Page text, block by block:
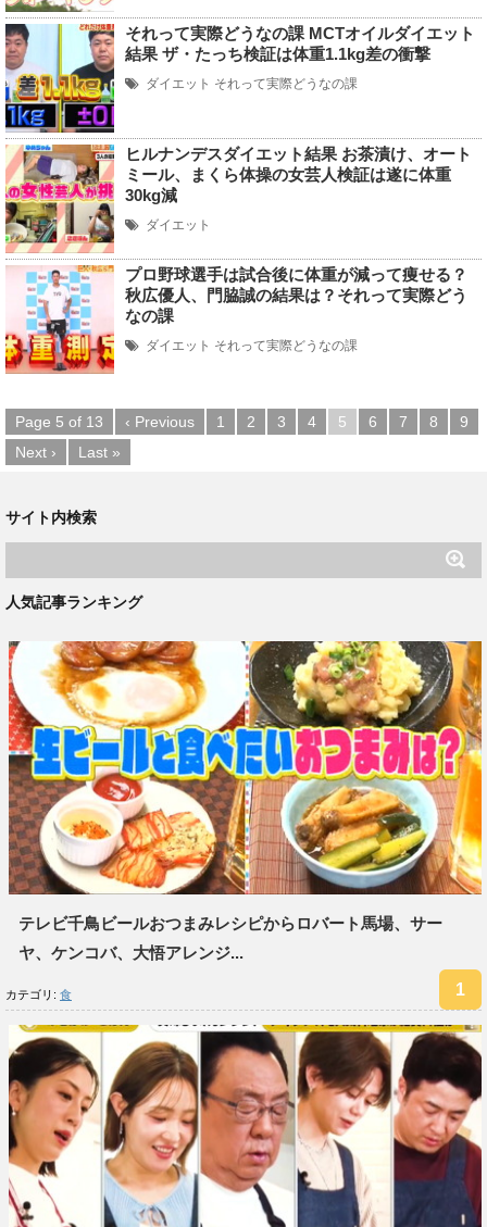
それって実際どうなの課 MCTオイルダイエット
結果 ザ・たっち検証は体重1.1kg差の衝撃
ダイエット それって実際どうなの課
ヒルナンデスダイエット結果 お茶漬け、オート
ミール、まくら体操の女芸人検証は遂に体重
30kg減
ダイエット
プロ野球選手は試合後に体重が減って痩せる？
秋広優人、門脇誠の結果は？それって実際どう
なの課
ダイエット それって実際どうなの課
Page 5 of 13 ‹ Previous 1 2 3 4 5 6 7 8
9
Next ›
Last »
サイト内検索
人気記事ランキング
テレビ千鳥ビールおつまみレシピからロバート馬場、サー
ヤ、ケンコバ、大悟アレンジ...
カテゴリ: 食